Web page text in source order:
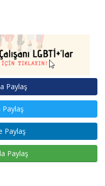
Paylaş
Paylaş
Paylaş